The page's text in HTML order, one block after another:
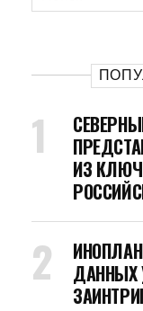
ИЗ
ДАННЫХ